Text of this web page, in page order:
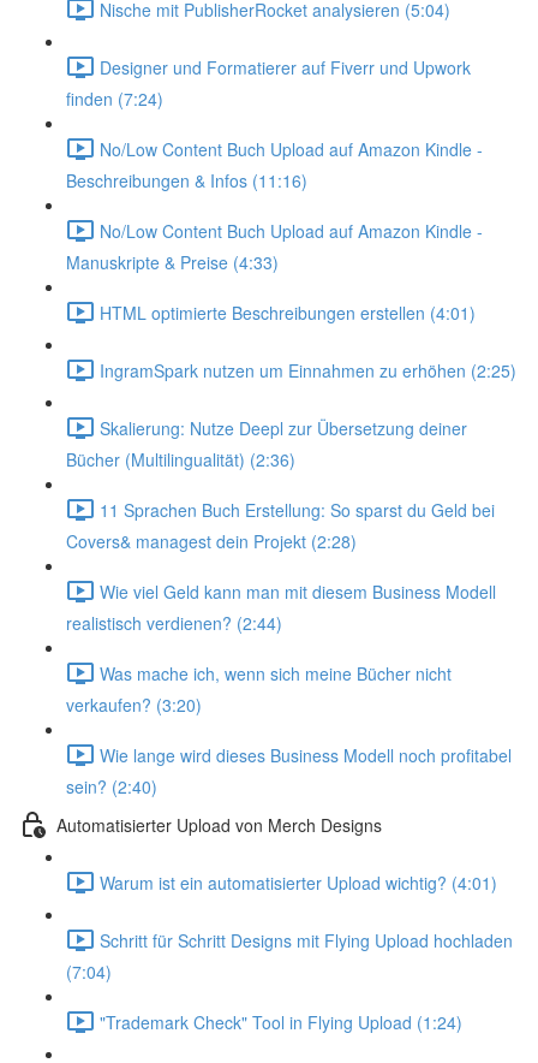
Nische mit PublisherRocket analysieren (5:04)
Designer und Formatierer auf Fiverr und Upwork
finden (7:24)
No/Low Content Buch Upload auf Amazon Kindle -
Beschreibungen & Infos (11:16)
No/Low Content Buch Upload auf Amazon Kindle -
Manuskripte & Preise (4:33)
HTML optimierte Beschreibungen erstellen (4:01)
IngramSpark nutzen um Einnahmen zu erhöhen (2:25)
Skalierung: Nutze Deepl zur Übersetzung deiner
Bücher (Multilingualität) (2:36)
11 Sprachen Buch Erstellung: So sparst du Geld bei
Covers& managest dein Projekt (2:28)
Wie viel Geld kann man mit diesem Business Modell
realistisch verdienen? (2:44)
Was mache ich, wenn sich meine Bücher nicht
verkaufen? (3:20)
Wie lange wird dieses Business Modell noch profitabel
sein? (2:40)
Automatisierter Upload von Merch Designs
Warum ist ein automatisierter Upload wichtig? (4:01)
Schritt für Schritt Designs mit Flying Upload hochladen
(7:04)
"Trademark Check" Tool in Flying Upload (1:24)